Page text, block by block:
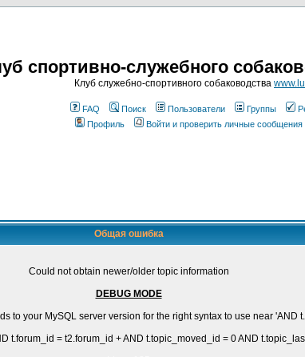
спортивно-служебного
Клуб служебно-спортивного собаководства
FAQ Поиск Пользователи Группы
Профиль
Войти и проверить личные сообщения
Общая ошибка
Could not obtain newer/older topic information
DEBUG MODE
to your MySQL server version for the right syntax to use near
= t2.forum_id + AND t.topic_moved_id = 0 AND